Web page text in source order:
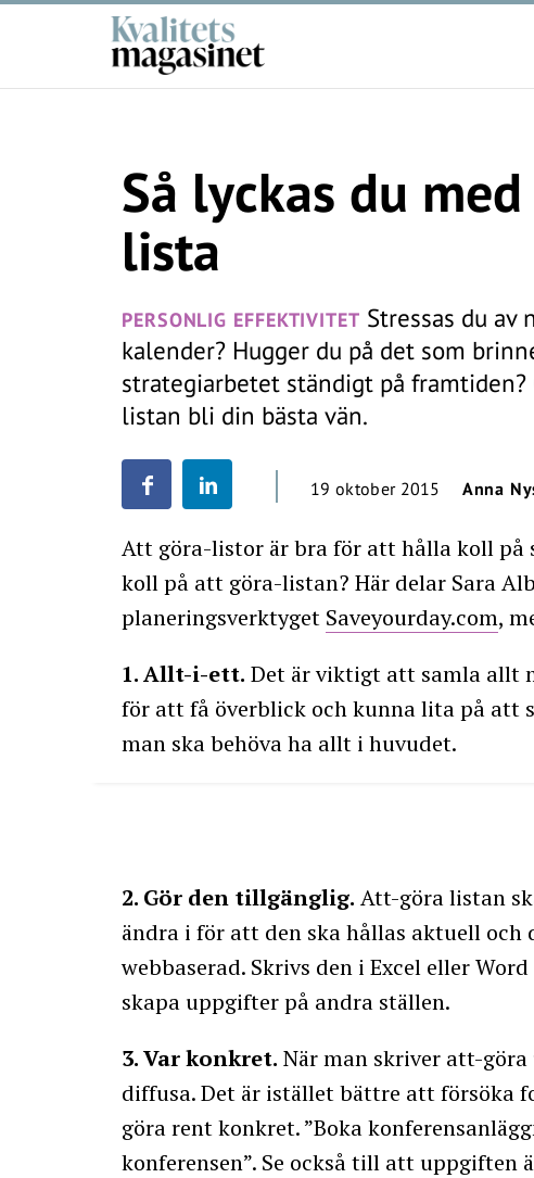
Så lyckas du
lista
PERSONLIG EFFEKTIVITET Stressas du
kalender? Hugger du på det som
strategiarbetet ständigt på
listan bli din bästa vän.
19 oktober 2015 Anna
Att göra-listor är bra för att hålla koll på
koll på att göra-listan? Här delar Sara
planeringsverktyget Saveyourday.com,
1. Allt-i-ett. Det är viktigt att samla allt
för att få överblick och kunna lita på att
man ska behöva ha allt i huvudet.
2. Gör den tillgänglig. Att-göra listan
ändra i för att den ska hållas aktuell
webbaserad. Skrivs den i Excel eller
skapa uppgifter på andra ställen.
3. Var konkret. När man skriver att-
diffusa. Det är istället bättre att försöka
göra rent konkret. ”Boka
konferensen”. Se också till att